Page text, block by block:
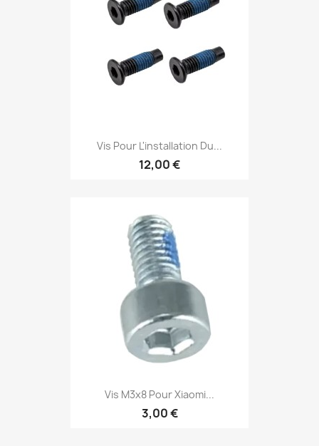
Vis Pour L'installation Du...
12,00 €
Vis M3x8 Pour Xiaomi...
3,00 €